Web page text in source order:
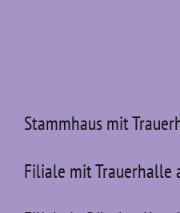
Stammhaus mit
Filiale mit Trauerhalle